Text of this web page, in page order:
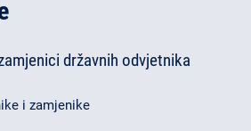
državnih odvjetnika
i zamjenike